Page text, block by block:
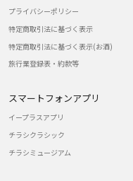
プライバシーポリシー
特定商取引法に基づく表示
特定商取引法に基づく表示(お酒)
旅行業登録表・約款等
スマートフォンアプリ
イープラスアプリ
チラシクラシック
チラシミュージアム